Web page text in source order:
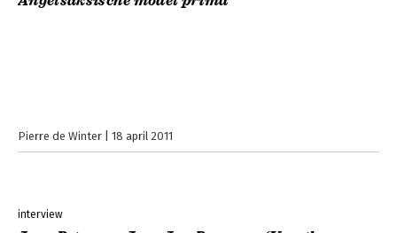
Pierre de Winter 18 april 2011
interview